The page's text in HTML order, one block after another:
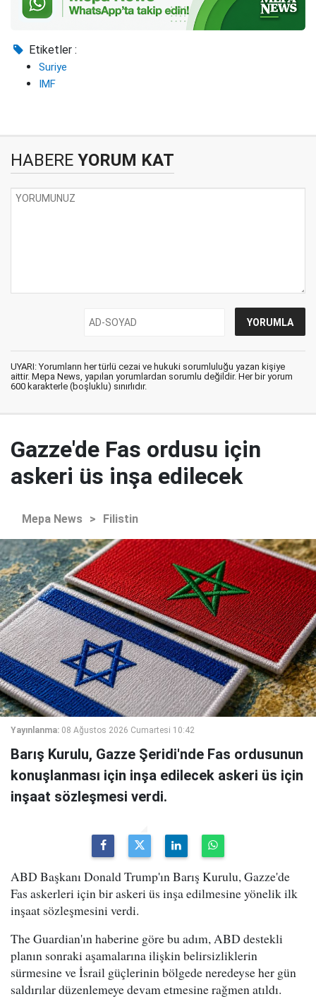
Etiketler :
Suriye
IMF
HABERE YORUM KAT
UYARI: Yorumların her türlü cezai ve hukuki sorumluluğu yazan kişiye
aittir. Mepa News, yapılan yorumlardan sorumlu değildir. Her bir yorum
600 karakterle (boşluklu) sınırlıdır.
Gazze'de Fas ordusu için
askeri üs inşa edilecek
Mepa News > Filistin
Yayınlanma: 08 Ağustos 2026 Cumartesi 10:42
Barış Kurulu, Gazze Şeridi'nde Fas ordusunun
konuşlanması için inşa edilecek askeri üs için
inşaat sözleşmesi verdi.
ABD Başkanı Donald Trump'ın Barış Kurulu, Gazze'de
Fas askerleri için bir askeri üs inşa edilmesine yönelik ilk
inşaat sözleşmesini verdi.
The Guardian'ın haberine göre bu adım, ABD destekli
planın sonraki aşamalarına ilişkin belirsizliklerin
sürmesine ve İsrail güçlerinin bölgede neredeyse her gün
saldırılar düzenlemeye devam etmesine rağmen atıldı.